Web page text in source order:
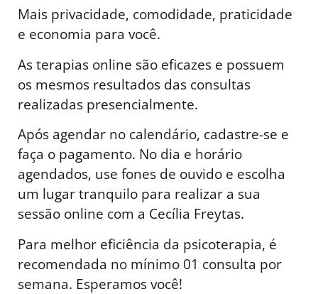
Mais privacidade, comodidade, praticidade
e economia para você.
As terapias online são eficazes e possuem
os mesmos resultados das consultas
realizadas presencialmente.
Após agendar no calendário, cadastre-se e
faça o pagamento. No dia e horário
agendados, use fones de ouvido e escolha
um lugar tranquilo para realizar a sua
sessão online com a Cecília Freytas.
Para melhor eficiência da psicoterapia, é
recomendada no mínimo 01 consulta por
semana. Esperamos você!